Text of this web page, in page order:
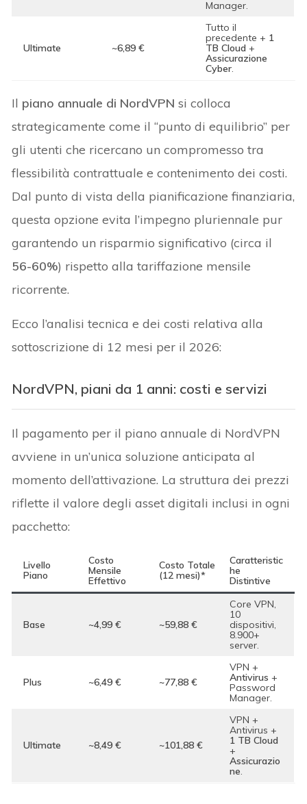
Manager.
Ultimate ~6,89 €
Tutto il
precedente + 1
TB Cloud +
Assicurazione
Cyber.
Il piano annuale di NordVPN si colloca
strategicamente come il “punto di equilibrio” per
gli utenti che ricercano un compromesso tra
flessibilità contrattuale e contenimento dei costi.
Dal punto di vista della pianificazione finanziaria,
questa opzione evita l’impegno pluriennale pur
garantendo un risparmio significativo (circa il
56-60%) rispetto alla tariffazione mensile
ricorrente.
Ecco l’analisi tecnica e dei costi relativa alla
sottoscrizione di 12 mesi per il 2026:
NordVPN, piani da 1 anni: costi e servizi
Il pagamento per il piano annuale di NordVPN
avviene in un’unica soluzione anticipata al
momento dell’attivazione. La struttura dei prezzi
riflette il valore degli asset digitali inclusi in ogni
pacchetto:
Livello
Piano
Costo
Mensile
Effettivo
Costo Totale
(12 mesi)*
Caratteristic
he
Distintive
Base ~4,99 € ~59,88 €
Core VPN,
10
dispositivi,
8.900+
server.
Plus ~6,49 € ~77,88 €
VPN +
Antivirus +
Password
Manager.
Ultimate ~8,49 € ~101,88 €
VPN +
Antivirus +
1 TB Cloud
+
Assicurazio
ne.